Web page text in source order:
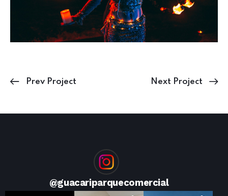
Prev Project Next Project
@guacariparquecomercial